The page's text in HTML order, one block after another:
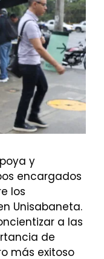
y
encargados
los
Unisabaneta.
a las
de
más exitoso